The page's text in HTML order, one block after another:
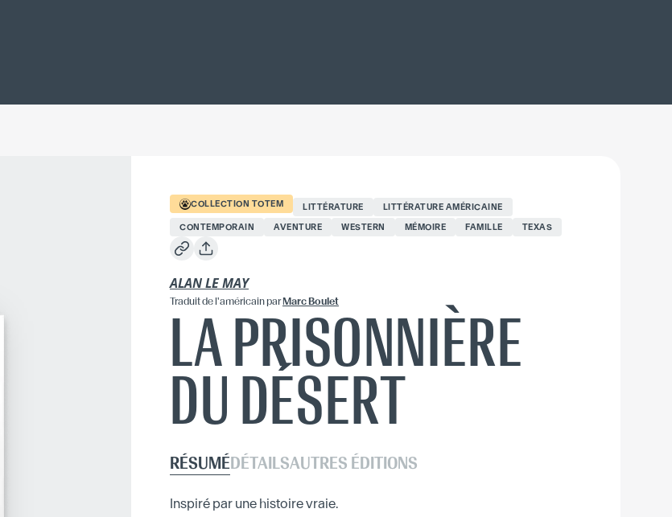
COLLECTION TOTEM LITTÉRATURE
LITTÉRATURE AMÉRICAINE
CONTEMPORAIN
AVENTURE WESTERN MÉMOIRE FAMILLE TEXAS
ALAN LE MAY
Traduitde l'américainparMarc Boulet
LA PRISONNIÈRE
DU DÉSERT
RÉSUMÉDÉTAILSAUTRES ÉDITIONS
Inspiré par une histoire vraie.